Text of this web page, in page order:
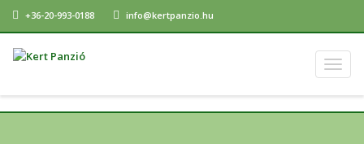
+36-20-993-0188 info@kertpanzio.hu